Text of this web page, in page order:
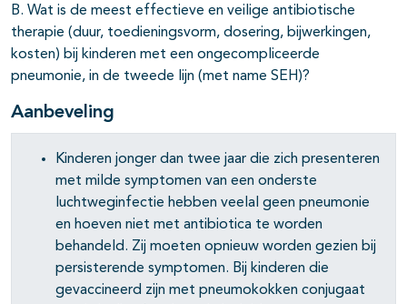
B. Wat is de meest effectieve en veilige antibiotische
therapie (duur, toedieningsvorm, dosering, bijwerkingen,
kosten) bij kinderen met een ongecompliceerde
pneumonie, in de tweede lijn (met name SEH)?
Aanbeveling
Kinderen jonger dan twee jaar die zich presenteren
met milde symptomen van een onderste
luchtweginfectie hebben veelal geen pneumonie
en hoeven niet met antibiotica te worden
behandeld. Zij moeten opnieuw worden gezien bij
persisterende symptomen. Bij kinderen die
gevaccineerd zijn met pneumokokken conjugaat